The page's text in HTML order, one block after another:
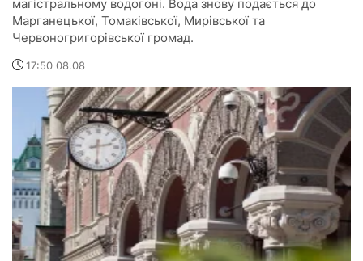
магістральному водогоні. Вода знову подається до
Марганецької, Томаківської, Мирівської та
Червоногригорівської громад.
17:50 08.08